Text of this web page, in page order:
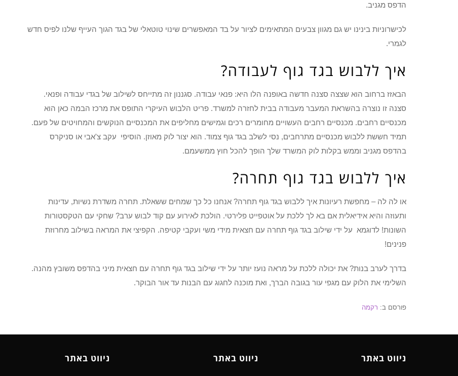
הדפס מגניב.
לכישרוניות בינינו יש גם מגוון צבעים המתאימים לציור על בד המאפשרים שינוי טוטאלי של בגד הגוך העייף שלנו לפיס חדש
לגמרי.
איך ללבוש בגד גוף לעבודה?
הבאזז ברחוב הוא שצצה סצנה חדשה באופנה הלו היא: פנאי עבודה. סגננון זה מתייחס לשילוב של בגדי עבודה ופנאי.
סצנה זו נוצרה בהשראת המעבר מעבודה בבית לחזרה למשרד. פריט הלבוש העיקרי התופס את מרכז הבמה כאן הוא
מכנסיים רחבים. מכנסיים רחבים העשויים מחומרים רכים וגמישים מחליפים את המכנסיים הנוקשים והמחויטים של פעם.
תמיד חששת ללבוש מכנסיים מתרחבים, נסי לשלב בגד גוף צמוד. הוא יצור לוק מאוזן. הוסיפי עקב צ'אבי או סניקרס
בהדפס מגניב וממש בקלות לוק המשרד שלך הופך להכל חוץ ממשעמם.
איך ללבוש בגד גוף תחרה?
או לה לה – מחפשת רעיונות איך ללבוש בגד גוף תחרה? אנחנו כל כך שמחים ששאלת. תחרה משדרת נשיות, עדינות
ותעוזה והיא אידיאלית אם בא לך ללכת על אוטפייט פלירטי. הולכת לאירוע עם קוד לבוש ערב? שחקי עם הטקסטורות
השונות! לדוגמא על ידי שילוב בגד גוף תחרה עם חצאית מידי משי ועקבי קטיפה. הקפיצי את המראה בשילוב מחרוזת
פנינים!
בדרך לערב בנות? את יכולה ללכת על מראה נועז יותר על ידי שילוב בגד גוף תחרה עם חצאית מיני בהדפס משובץ מהנה.
השלימי את הלוק עם מגפי עור בגובה הברך, ואת מוכנה לחגוג עם הבנות עד אור הבוקר.
פורסם ב: רקמה
ניווט באתר ניווט באתר ניווט באתר